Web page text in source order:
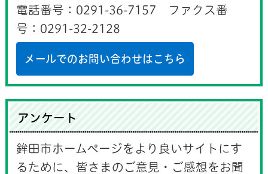
電話番号：0291-36-7157 ファクス番
号：0291-32-2128
メールでのお問い合わせはこちら
アンケート
鉾田市ホームページをより良いサイトにす
るために、皆さまのご意見・ご感想をお聞